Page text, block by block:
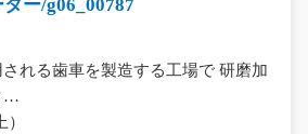
ー/g06_00787
れる歯車を製造する工場で 研磨加
…